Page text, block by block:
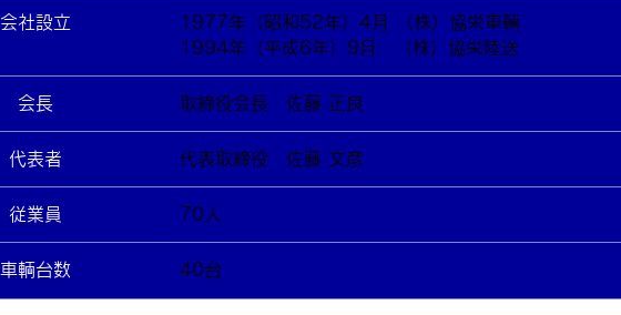
会社設立
1977年（昭和52年）4月 （株）協栄車輌
1994年（平成6年）9月 （株）協栄陸送
​会長 取締役会長 佐藤 正良
代表者 代表取締役 佐藤 文彦
​従業員 70人
車輌台数 40台